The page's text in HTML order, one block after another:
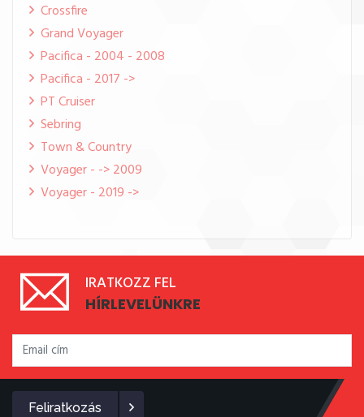
Crossfire
Grand Voyager
Pacifica - 2004 - 2008
Pacifica - 2017 ->
PT Cruiser
Sebring
Town & Country
Voyager - -> 2009
Voyager - 2019 ->
IRATKOZZ FEL
HÍRLEVELÜNKRE
Feliratkozás